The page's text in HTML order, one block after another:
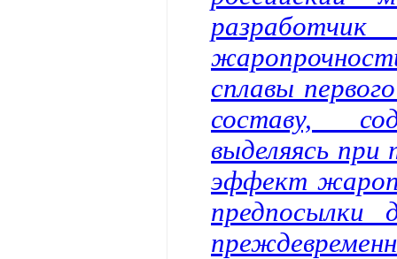
сплавы
составу,
выделяясь при
эффект
предпосылки